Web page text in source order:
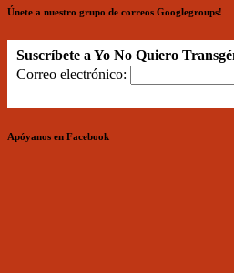
Únete a nuestro grupo de correos Googlegroups!
Suscríbete a Yo No Quiero
Correo electrónico:
Apóyanos en Facebook